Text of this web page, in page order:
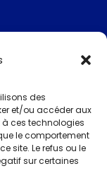
des
et/ou accéder aux
ces technologies
le comportement
site. Le refus ou le
sur certaines